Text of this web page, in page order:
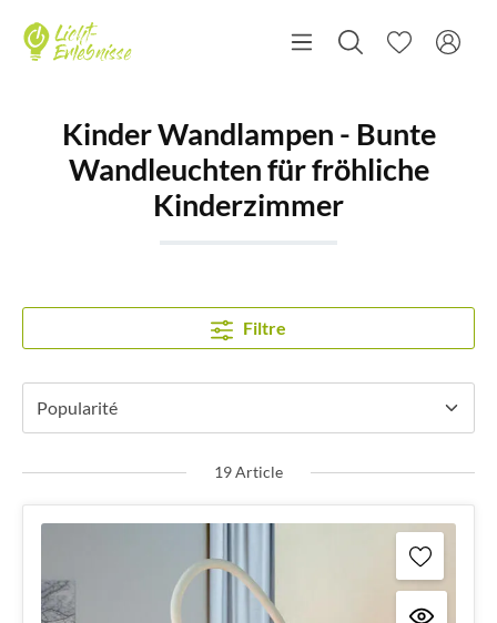
Kinder Wandlampen - Bunte
Wandleuchten für fröhliche
Kinderzimmer
Filtre
19 Article